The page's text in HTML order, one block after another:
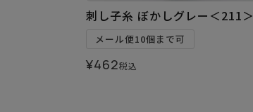
刺し子糸 ぼかしグレー＜211＞
メール便10個まで可
¥462税込